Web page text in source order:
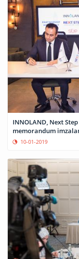
INNOLAND, Next
memorandum
10-01-2019